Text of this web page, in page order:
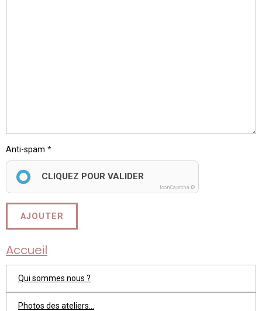
Anti-spam
CLIQUEZ POUR VALIDER
IconCaptcha ©
AJOUTER
Accueil
Qui sommes nous ?
Photos des ateliers...